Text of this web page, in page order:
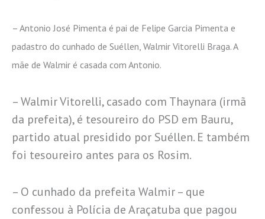
– Antonio José Pimenta é pai de Felipe Garcia Pimenta e
padastro do cunhado de Suéllen, Walmir Vitorelli Braga. A
mãe de Walmir é casada com Antonio.
– Walmir Vitorelli, casado com Thaynara (irmã
da prefeita), é tesoureiro do PSD em Bauru,
partido atual presidido por Suéllen. E também
foi tesoureiro antes para os Rosim.
– O cunhado da prefeita Walmir – que
confessou à Polícia de Araçatuba que pagou